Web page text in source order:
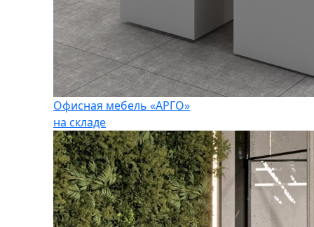
Офисная мебель «АРГО»
на складе